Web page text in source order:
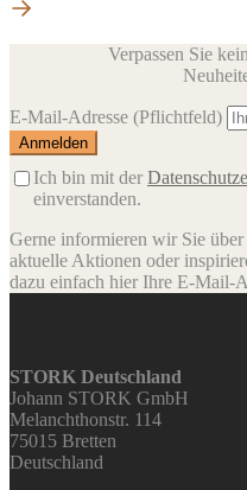
Verpassen Sie
E-Mail-Adresse (Pflichtfeld)
Ich bin mit der
einverstanden.
Gerne informieren wir Sie
aktuelle Aktionen oder
dazu einfach hier Ihre E-Mail-
STORK Deutschland
Johann STORK GmbH
Melanchthonstr. 114
75015 Bretten
Deutschland